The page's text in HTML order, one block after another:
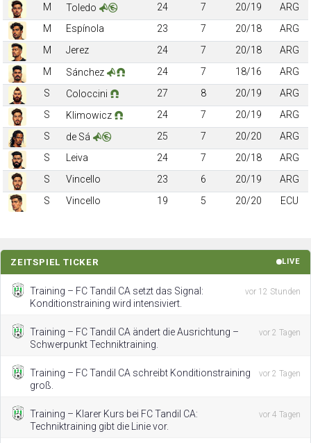
M
Toledo 24 7 20/19
ARG
M
Espínola 23 7 20/18
ARG
M
Jerez 24 7 20/18
ARG
M
Sánchez 24 7 18/16
ARG
S
Coloccini 27 8 20/19
ARG
S
Klimowicz 24 7 20/19
ARG
S
de Sá 25 7 20/20
ARG
S
Leiva 24 7 20/18
ARG
S
Vincello 23 6 20/19
ARG
S
Vincello 19 5 20/20 ECU
ZEITSPIEL TICKER LIVE
Training – FC Tandil CA setzt das Signal:
Konditionstraining wird intensiviert.
vor 12 Stunden
Training – FC Tandil CA ändert die Ausrichtung –
Schwerpunkt Techniktraining.
vor 2 Tagen
Training – FC Tandil CA schreibt Konditionstraining
groß.
vor 2 Tagen
Training – Klarer Kurs bei FC Tandil CA:
Techniktraining gibt die Linie vor.
vor 4 Tagen